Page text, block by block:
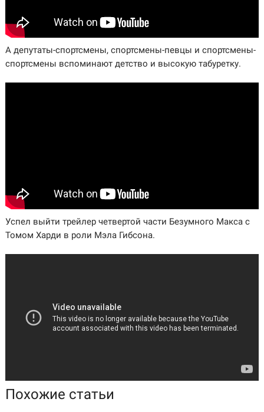
А депутаты-спортсмены, спортсмены-певцы и спортсмены-
спортсмены вспоминают детство и высокую табуретку.
Успел выйти трейлер четвертой части Безумного Макса с
Томом Харди в роли Мэла Гибсона.
Похожие статьи